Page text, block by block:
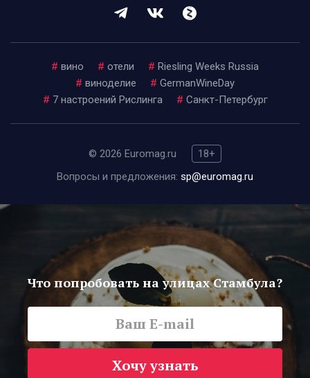
# вино # отели # Riesling Weeks Russia
# виноделие # GermanWineDay
# 7 настроений Рислинга # Санкт-Петербург
© 2026 Euromag.ru
18+
Вопросы и предложения: sp@euromag.ru
Что попробовать на улицах Стамбула?
Хочу узнать